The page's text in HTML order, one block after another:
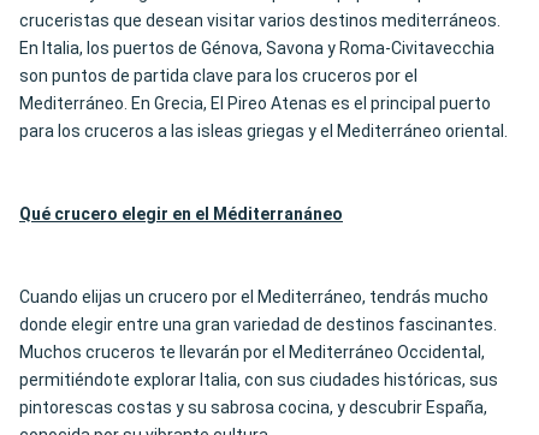
cruceristas que desean visitar varios destinos mediterráneos.
En Italia, los puertos de Génova, Savona y Roma-Civitavecchia
son puntos de partida clave para los cruceros por el
Mediterráneo. En Grecia, El Pireo Atenas es el principal puerto
para los cruceros a las isleas griegas y el Mediterráneo oriental.
Qué crucero elegir en el Méditerranáneo
Cuando elijas un crucero por el Mediterráneo, tendrás mucho
donde elegir entre una gran variedad de destinos fascinantes.
Muchos cruceros te llevarán por el Mediterráneo Occidental,
permitiéndote explorar Italia, con sus ciudades históricas, sus
pintorescas costas y su sabrosa cocina, y descubrir España,